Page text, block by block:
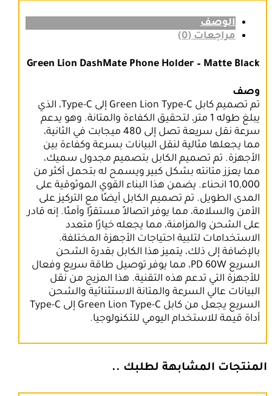
الوصف
مراجعات (0)
Green Lion DashMate Phone Holder – Matte Black
وصف
تم تصميم كابل Green Lion Type-C إلى Type-C، الذي
يبلغ طوله 1 متر، لتحقيق الكفاءة والمتانة. وهو يدعم
سرعة نقل سريعة تصل إلى 480 ميجابت في الثانية،
مما يجعلها مثالية لنقل البيانات بسرعة وكفاءة بين
الأجهزة. تم تصميم الكابل بتصميم مجدول سميك،
مما يعزز متانته بشكل كبير ويسمح له بتحمل أكثر من
10,000 انحناء. يضمن هذا البناء القوي الموثوقية على
المدى الطويل. تم تصميم الكابل أيضًا مع التركيز على
الأمن والسلامة، مما يوفر اتصالاً مستقرًا وآمنًا. إنه قادر
على الشحن والمزامنة، مما يجعله خيارًا متعدد
الاستخدامات لتلبية احتياجات الأجهزة المختلفة.
بالإضافة إلى ذلك، يتميز هذا الكابل بقدرة الشحن
السريع PD 60W، مما يوفر توصيل طاقة سريع وفعال
للأجهزة التي تدعم هذه التقنية. هذا المزيج من نقل
البيانات عالي السرعة والمتانة الاستثنائية والشحن
السريع يجعل من كابل Green Lion Type-C إلى Type-C
أداة قيمة للاستخدام اليومي للتكنولوجيا.
المنتجات المشابهة لطلبك ..